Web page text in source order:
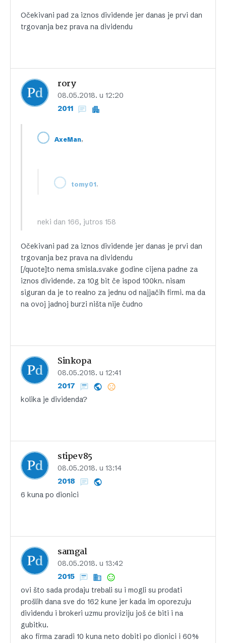
Očekivani pad za iznos dividende jer danas je prvi dan
trgovanja bez prava na dividendu
rory
08.05.2018. u 12:20
2011
AxeMan,
tomy01,
neki dan 166, jutros 158
Očekivani pad za iznos dividende jer danas je prvi dan
trgovanja bez prava na dividendu
[/quote]to nema smisla.svake godine cijena padne za
iznos dividende. za 10g bit če ispod 100kn. nisam
siguran da je to realno za jednu od najjačih firmi. ma da
na ovoj jadnoj burzi ništa nije čudno
Sinkopa
08.05.2018. u 12:41
2017
kolika je dividenda?
stipev85
08.05.2018. u 13:14
2018
6 kuna po dionici
samgal
08.05.2018. u 13:42
2015
ovi što sada prodaju trebali su i mogli su prodati
prošlih dana sve do 162 kune jer kada im oporezuju
dividendu i brokeri uzmu proviziju još će biti i na
gubitku.
ako firma zaradi 10 kuna neto dobiti po dionici i 60%